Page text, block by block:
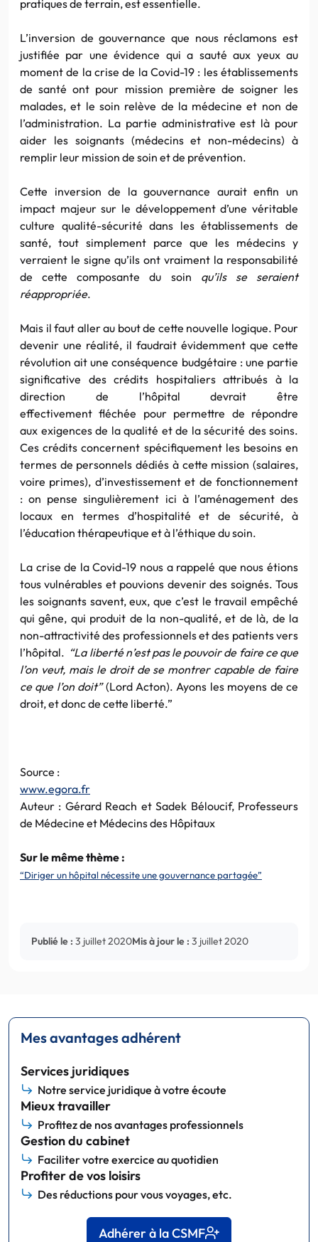
pratiques de terrain, est essentielle.
L’inversion de gouvernance que nous réclamons est
justifiée par une évidence qui a sauté aux yeux au
moment de la crise de la Covid-19 : les établissements
de santé ont pour mission première de soigner les
malades, et le soin relève de la médecine et non de
l’administration. La partie administrative est là pour
aider les soignants (médecins et non-médecins) à
remplir leur mission de soin et de prévention.
Cette inversion de la gouvernance aurait enfin un
impact majeur sur le développement d’une véritable
culture qualité-sécurité dans les établissements de
santé, tout simplement parce que les médecins y
verraient le signe qu’ils ont vraiment la responsabilité
de cette composante du soin qu’ils se seraient
réappropriée.
Mais il faut aller au bout de cette nouvelle logique. Pour
devenir une réalité, il faudrait évidemment que cette
révolution ait une conséquence budgétaire : une partie
significative des crédits hospitaliers attribués à la
direction de l’hôpital devrait être
effectivement fléchée pour permettre de répondre
aux exigences de la qualité et de la sécurité des soins.
Ces crédits concernent spécifiquement les besoins en
termes de personnels dédiés à cette mission (salaires,
voire primes), d’investissement et de fonctionnement
: on pense singulièrement ici à l’aménagement des
locaux en termes d’hospitalité et de sécurité, à
l’éducation thérapeutique et à l’éthique du soin.
La crise de la Covid-19 nous a rappelé que nous étions
tous vulnérables et pouvions devenir des soignés. Tous
les soignants savent, eux, que c’est le travail empêché
qui gêne, qui produit de la non-qualité, et de là, de la
non-attractivité des professionnels et des patients vers
l’hôpital. “La liberté n’est pas le pouvoir de faire ce que
l’on veut, mais le droit de se montrer capable de faire
ce que l’on doit”(Lord Acton). Ayons les moyens de ce
droit, et donc de cette liberté.”
Source :
www.egora.fr
Auteur : Gérard Reach et Sadek Béloucif, Professeurs
de Médecine et Médecins des Hôpitaux
Sur le même thème :
“Diriger un hôpital nécessite une gouvernance partagée”
Publié le : 3 juillet 2020Mis à jour le : 3 juillet 2020
Mes avantages adhérent
Services juridiques
Notre service juridique à votre écoute
Mieux travailler
Profitez de nos avantages professionnels
Gestion du cabinet
Faciliter votre exercice au quotidien
Profiter de vos loisirs
Des réductions pour vous voyages, etc.
Adhérer à la CSMF